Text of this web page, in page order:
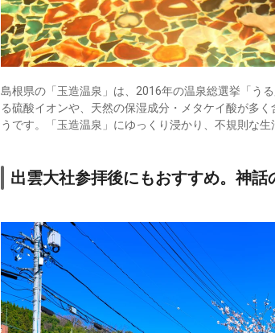
島根県の「玉造温泉」は、2016年の温泉総選挙「う
る硫酸イオンや、天然の保湿成分・メタケイ酸が多
うです。「玉造温泉」にゆっくり浸かり、不規則な
出雲大社参拝後にもおすすめ。神話